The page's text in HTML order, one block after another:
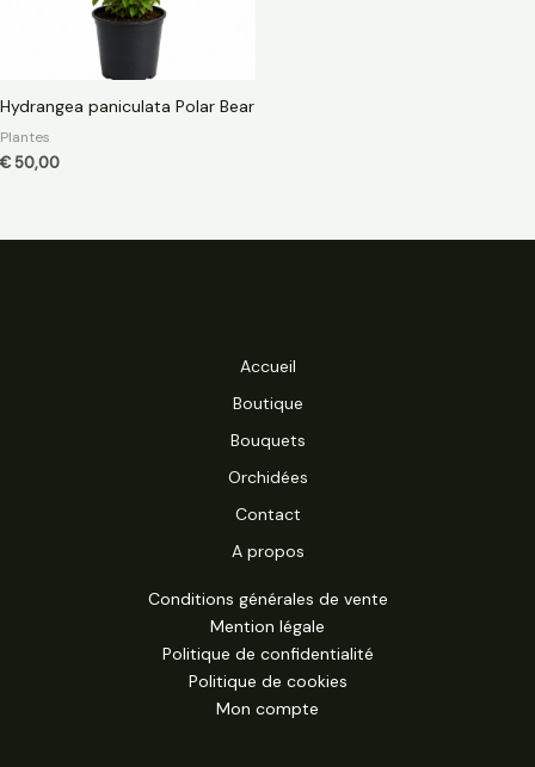
Hydrangea paniculata Polar Bear
Plantes
€ 50,00
Accueil
Boutique
Bouquets
Orchidées
Contact
A propos
Conditions générales de vente
Mention légale
Politique de confidentialité
Politique de cookies
Mon compte